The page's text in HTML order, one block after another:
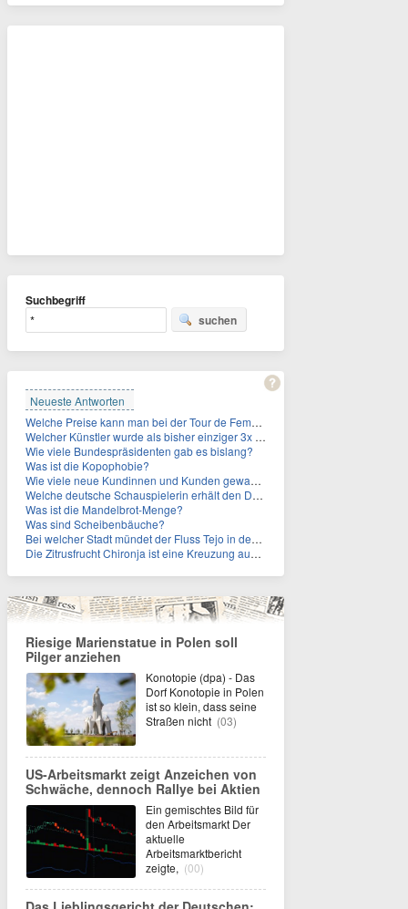
Suchbegriff
suchen
Neueste Antworten
Welche Preise kann man bei der Tour de Femmes 2026 gewinnen?
Welcher Künstler wurde als bisher einziger 3x in die Rock and Roll Hall of Fame aufgenommen?
Wie viele Bundespräsidenten gab es bislang?
Was ist die Kopophobie?
Wie viele neue Kundinnen und Kunden gewann MagentaTV allein durch die WM hinzu?
Welche deutsche Schauspielerin erhält den Deutschen Kulturpolitikpreis?
Was ist die Mandelbrot-Menge?
Was sind Scheibenbäuche?
Bei welcher Stadt mündet der Fluss Tejo in den Atlantik?
Die Zitrusfrucht Chironja ist eine Kreuzung aus welchen Früchten?
Riesige Marienstatue in Polen soll
Pilger anziehen
Konotopie (dpa) - Das
Dorf Konotopie in Polen
ist so klein, dass seine
Straßen nicht (03)
US-Arbeitsmarkt zeigt Anzeichen von
Schwäche, dennoch Rallye bei Aktien
Ein gemischtes Bild für
den Arbeitsmarkt Der
aktuelle
Arbeitsmarktbericht
zeigte, (00)